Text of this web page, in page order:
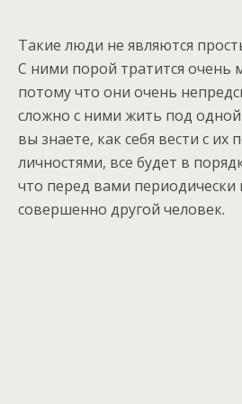
Такие люди не являются
С ними порой тратится очень
потому что они очень
сложно с ними жить под
вы знаете, как себя вести с их
личностями, все будет в
что перед вами периодически
совершенно другой человек.